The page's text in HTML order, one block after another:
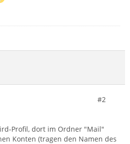
#2
Profil, dort im Ordner "Mail"
Konten (tragen den Namen des